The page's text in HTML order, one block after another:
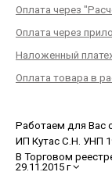
Оплата через
Оплата через
Наложенный
Оплата товара в
Работаем для Вас
ИП Кутас С.Н. УНП
В Торговом
29.11.2015 г